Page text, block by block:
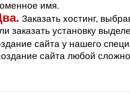
имя.
Заказать хостинг,
заказать установку
сайта у нашего
сайта любой